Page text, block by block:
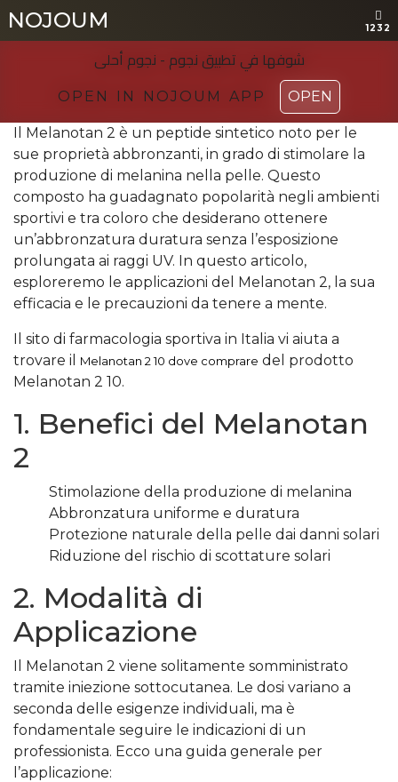
NOJOUM 1232
شوفها في تطبیق نجوم - نجوم أحلی
OPEN IN NOJOUM APP OPEN
NOJOUM 1232
شوفها في تطبیق نجوم - نجوم أحلی
OPEN IN NOJOUM APP OPEN
Il Melanotan 2 è un peptide sintetico noto per le
sue proprietà abbronzanti, in grado di stimolare la
produzione di melanina nella pelle. Questo
composto ha guadagnato popolarità negli ambienti
sportivi e tra coloro che desiderano ottenere
un’abbronzatura duratura senza l’esposizione
prolungata ai raggi UV. In questo articolo,
esploreremo le applicazioni del Melanotan 2, la sua
efficacia e le precauzioni da tenere a mente.
Il sito di farmacologia sportiva in Italia vi aiuta a
trovare il
Melanotan 2 10 dove comprare del prodotto
Melanotan 2 10.
1. Benefici del Melanotan
2
Stimolazione della produzione di melanina
Abbronzatura uniforme e duratura
Protezione naturale della pelle dai danni solari
Riduzione del rischio di scottature solari
2. Modalità di
Applicazione
Il Melanotan 2 viene solitamente somministrato
tramite iniezione sottocutanea. Le dosi variano a
seconda delle esigenze individuali, ma è
fondamentale seguire le indicazioni di un
professionista. Ecco una guida generale per
l’applicazione: